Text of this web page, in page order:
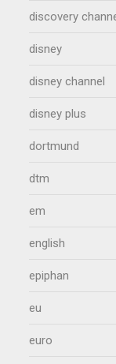
discovery
disney
disney channel
disney plus
dortmund
dtm
em
english
epiphan
eu
euro